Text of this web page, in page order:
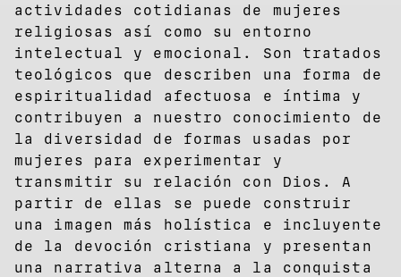
actividades cotidianas de mujeres
religiosas así como su entorno
intelectual y emocional. Son tratados
teológicos que describen una forma de
espiritualidad afectuosa e íntima y
contribuyen a nuestro conocimiento de
la diversidad de formas usadas por
mujeres para experimentar y
transmitir su relación con Dios. A
partir de ellas se puede construir
una imagen más holística e incluyente
de la devoción cristiana y presentan
una narrativa alterna a la conquista